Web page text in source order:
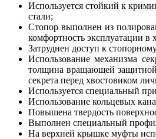
Используется стойкий к
стали;
Стопор выполнен из
комфортность эксплуатации в
Затруднен доступ к
Использование механизма
толщина вращающей защитной
секрета перед хвостовиком
Используется специальный
Использование кольцевых
Повышена твердость
Выполнен специальный
На верхней крышке муфты